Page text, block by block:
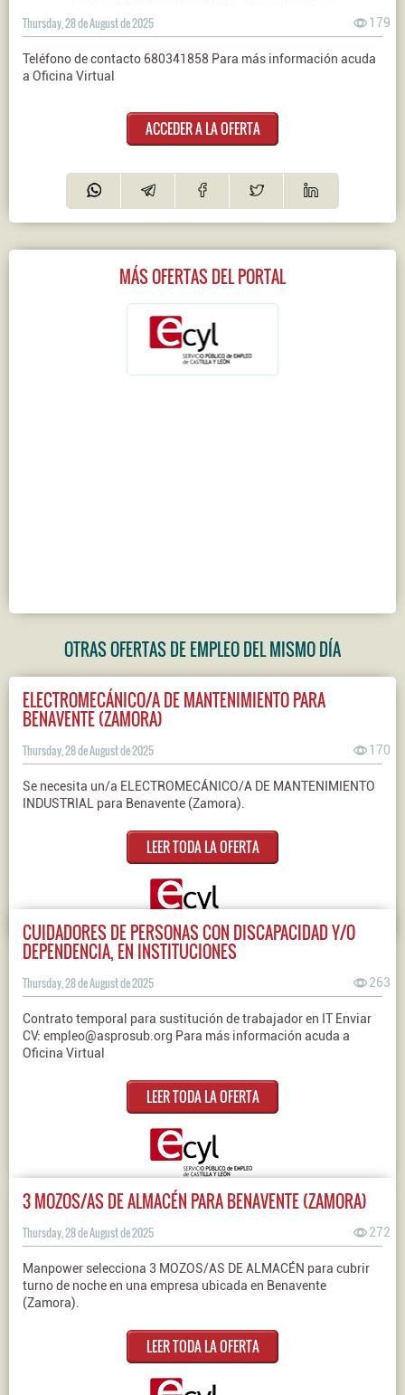
Thursday, 28 de August de 2025 179
Teléfono de contacto 680341858 Para más información acuda
a Oficina Virtual
ACCEDER A LA OFERTA
MÁS OFERTAS DEL PORTAL
OTRAS OFERTAS DE EMPLEO DEL MISMO DÍA
ELECTROMECÁNICO/A DE MANTENIMIENTO PARA
BENAVENTE (ZAMORA)
Thursday, 28 de August de 2025 170
Se necesita un/a ELECTROMECÁNICO/A DE MANTENIMIENTO
INDUSTRIAL para Benavente (Zamora).
LEER TODA LA OFERTA
CUIDADORES DE PERSONAS CON DISCAPACIDAD Y/O
DEPENDENCIA, EN INSTITUCIONES
Thursday, 28 de August de 2025 263
Contrato temporal para sustitución de trabajador en IT Enviar
CV: empleo@asprosub.org Para más información acuda a
Oficina Virtual
LEER TODA LA OFERTA
3 MOZOS/AS DE ALMACÉN PARA BENAVENTE (ZAMORA)
Thursday, 28 de August de 2025 272
Manpower selecciona 3 MOZOS/AS DE ALMACÉN para cubrir
turno de noche en una empresa ubicada en Benavente
(Zamora).
LEER TODA LA OFERTA